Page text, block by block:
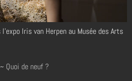
Iris van Herpen au Musée des Arts
~ Quoi de neuf ?